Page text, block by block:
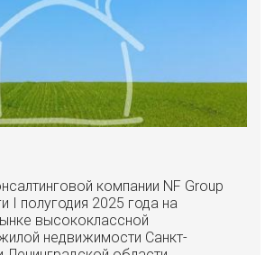
компании NF Group
I полугодия 2025 года на
высококлассной
недвижимости Санкт-